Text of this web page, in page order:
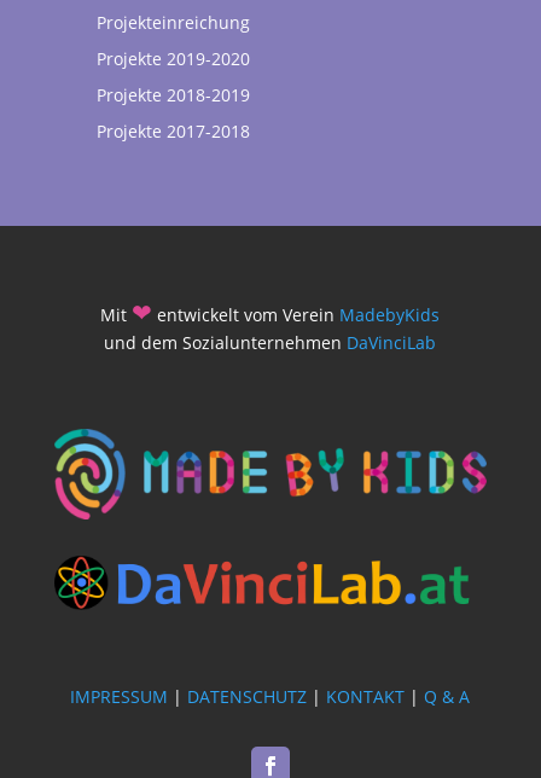
Projekteinreichung
Projekte 2019-2020
Projekte 2018-2019
Projekte 2017-2018
Mit ❤ entwickelt vom Verein MadebyKids
und dem Sozialunternehmen DaVinciLab
IMPRESSUM | DATENSCHUTZ | KONTAKT | Q & A